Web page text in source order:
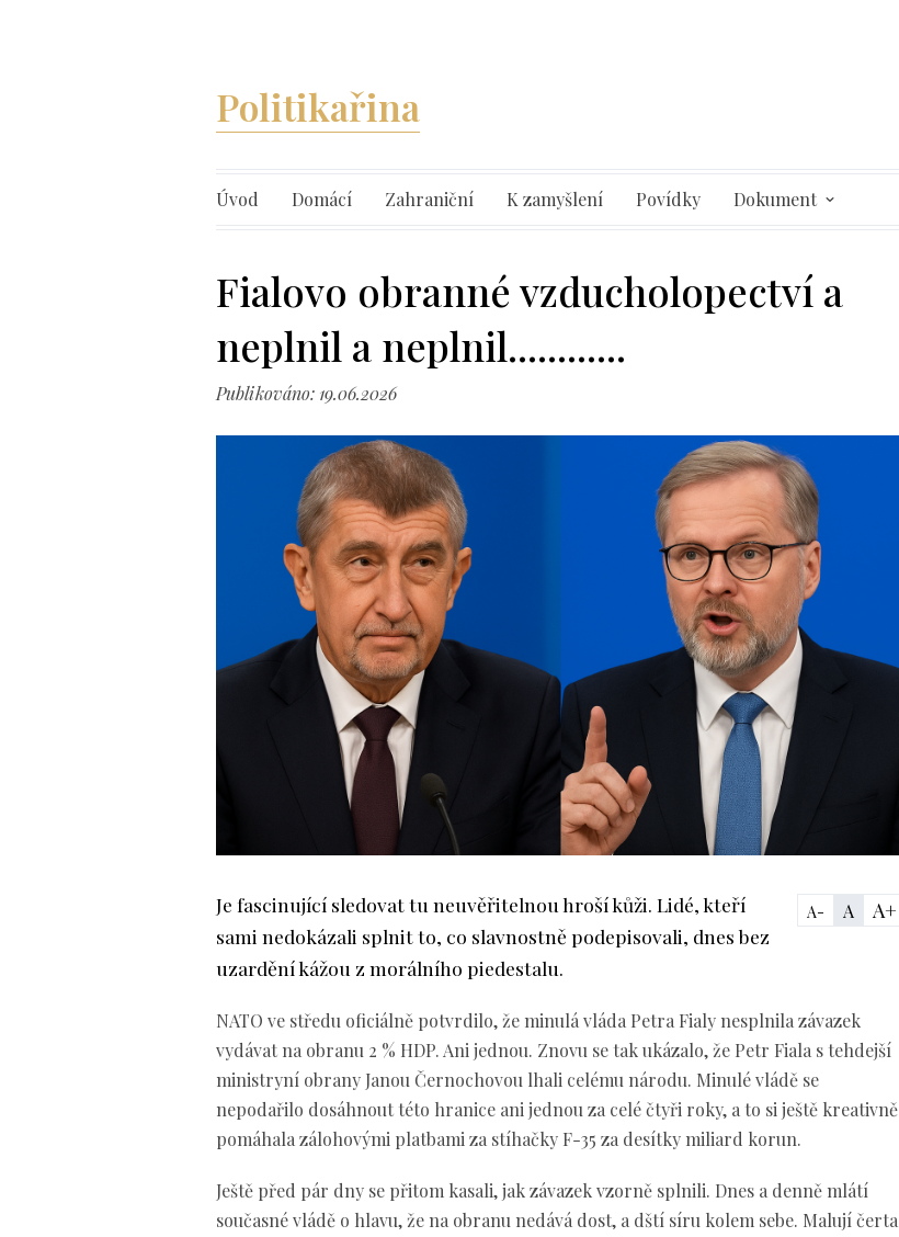
Politikařina
Úvod Domácí Zahraniční K zamyšlení Povídky Dokument
Fialovo obranné vzducholopectví a
neplnil a neplnil............
Publikováno: 19.06.2026
A- A A+
Je fascinující sledovat tu neuvěřitelnou hroší kůži. Lidé, kteří
sami nedokázali splnit to, co slavnostně podepisovali, dnes bez
uzardění kážou z morálního piedestalu.
NATO ve středu oficiálně potvrdilo, že minulá vláda Petra Fialy nesplnila závazek
vydávat na obranu 2 % HDP. Ani jednou. Znovu se tak ukázalo, že Petr Fiala s tehdejší
ministryní obrany Janou Černochovou lhali celému národu. Minulé vládě se
nepodařilo dosáhnout této hranice ani jednou za celé čtyři roky, a to si ještě kreativně
pomáhala zálohovými platbami za stíhačky F-35 za desítky miliard korun.
Ještě před pár dny se přitom kasali, jak závazek vzorně splnili. Dnes a denně mlátí
současné vládě o hlavu, že na obranu nedává dost, a dští síru kolem sebe. Malují čerta